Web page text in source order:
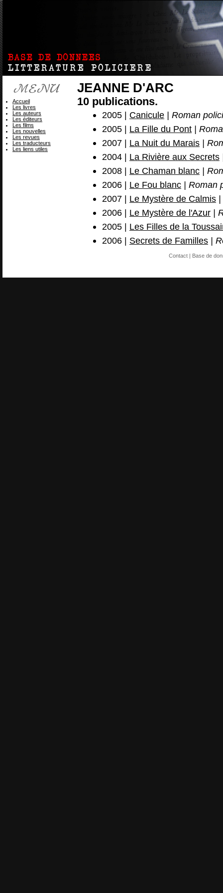
JEANNE D'ARC
10 publications.
2005 | Canicule | Roman
2005 | La Fille du Pont |
2007 | La Nuit du Marais |
2004 | La Rivière aux Secrets
2008 | Le Chaman blanc |
2006 | Le Fou blanc | Roman
2007 | Le Mystère de Calmis |
2006 | Le Mystère de l'Azur |
2005 | Les Filles de la
2006 | Secrets de Familles |
Accueil
Les livres
Les auteurs
Les éditeurs
Les films
Les nouvelles
Les revues
Les traducteurs
Les liens utiles
Contact| Base de